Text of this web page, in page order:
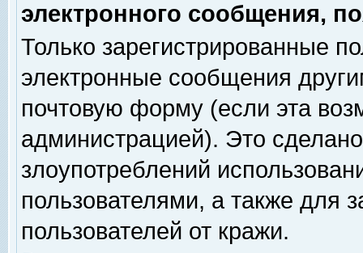
электронного сообщения,
Только зарегистрированные
электронные сообщения
почтовую форму (если эта
администрацией). Это
злоупотреблений
пользователями, а также для
пользователей от кражи.